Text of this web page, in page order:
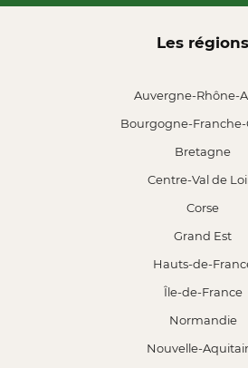
Les régions
Auvergne-Rhône-
Bourgogne-
Bretagne
Centre-Val de
Corse
Grand Est
Hauts-de-
Île-de-France
Normandie
Nouvelle-